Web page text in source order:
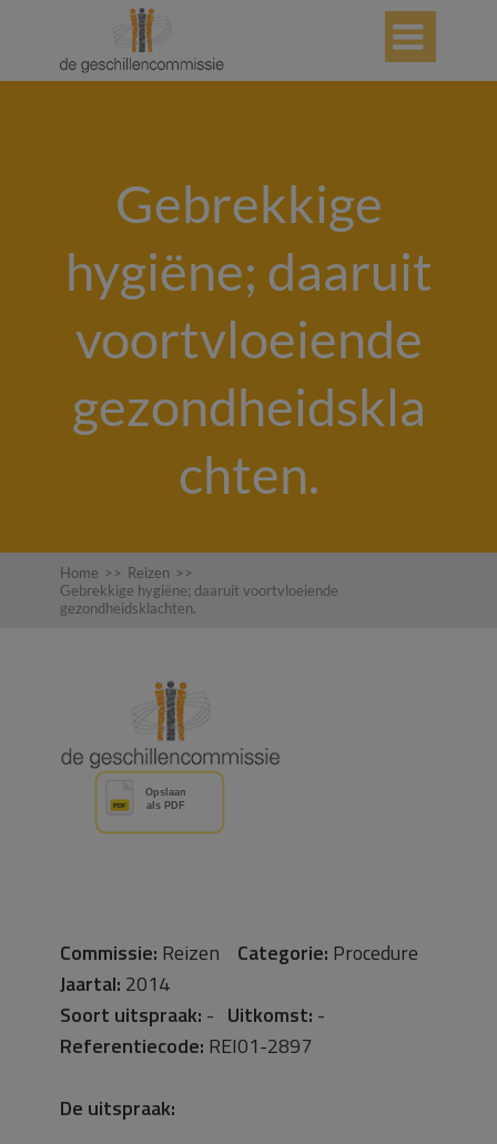

Gebrekkige
hygiëne; daaruit
voortvloeiende
gezondheidskla
chten.
Home >> Reizen >>
Gebrekkige hygiëne; daaruit voortvloeiende
gezondheidsklachten.
Commissie: Reizen Categorie: Procedure
Jaartal: 2014
Soort uitspraak: - Uitkomst: -
Referentiecode: REI01-2897
De uitspraak: